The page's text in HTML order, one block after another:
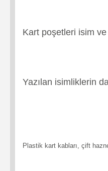
Kart poşetleri isim ve
Yazılan isimliklerin
Plastik kart kabları, çift